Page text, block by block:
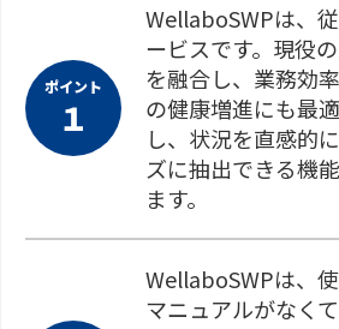
ポイント
１
WellaboSWPは、
ービスです。現役
を融合し、業務効
の健康増進にも最
し、状況を直感的
ズに抽出できる機
ます。
WellaboSWPは、
マニュアルがなく